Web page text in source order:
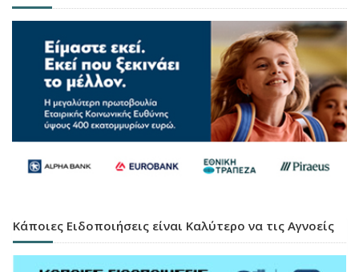
Κάποιες Ειδοποιήσεις είναι Καλύτερο να τις Αγνοείς